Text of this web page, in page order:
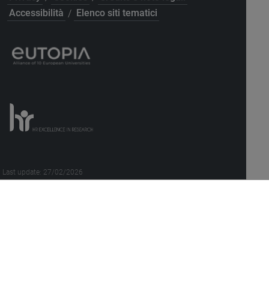
Accessibilità / Elenco siti tematici
Last update: 27/02/2026